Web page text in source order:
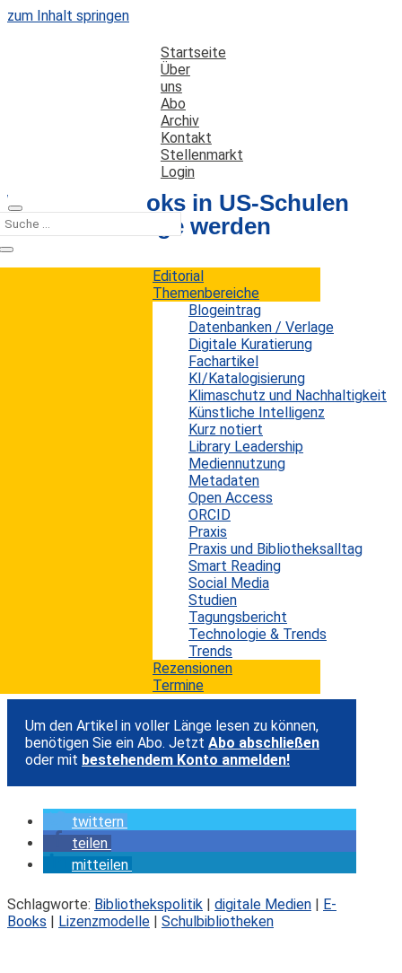
zum Inhalt springen
Startseite
Über
uns
Abo
Archiv
Kontakt
Stellenmarkt
Login
Editorial
Themenbereiche
Blogeintrag
Datenbanken / Verlage
Digitale Kuratierung
Fachartikel
KI/Katalogisierung
Klimaschutz und Nachhaltigkeit
Künstliche Intelligenz
Kurz notiert
Library Leadership
Mediennutzung
Metadaten
Open Access
ORCID
Praxis
Praxis und Bibliotheksalltag
Smart Reading
Social Media
Studien
Tagungsbericht
Technologie & Trends
Trends
Rezensionen
Termine
Warum E-Books in US-Schulen
zur Kostenfrage werden
Autor: Erwin König
Shannon Maughan beschreibt in „Publishers
Weekly“ einen Markt, der für Schulbibliotheken
immer schwieriger kalkulierbar wird. E-Books und
Hörbücher gehören inzwischen fest zur
Medienversorgung vieler Schulen, doch
gleichzeitig schrumpfen Budgets, Lizenzmodelle
werden restriktiver und der Vertrieb konzentriert
sich auf immer weniger Anbieter. Für
Bibliotheken in US-amerikanischen Schulen
bedeutet dies, dass digitale Bestände
pädagogisch wichtig bleiben, finanziell aber
zunehmend schwer tragbar werden.
Um den Artikel in voller Länge lesen zu können,
benötigen Sie ein Abo. Jetzt Abo abschließen
oder mit bestehendem Konto anmelden!
twittern
teilen
mitteilen
Schlagworte: Bibliothekspolitik | digitale Medien | E-
Books | Lizenzmodelle | Schulbibliotheken